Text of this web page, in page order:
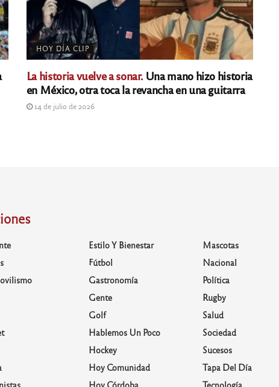
HOY DÍA CLIP
La historia vuelve a sonar. Una mano hizo historia
en México, otra toca la revancha en una guitarra
14 de julio de 2026
Estilo Y Bienestar
Fútbol
Gastronomía
Gente
Golf
Hablemos Un Poco
Hockey
Hoy Comunidad
Hoy Córdoba
Mascotas
Nacional
Política
Rugby
Salud
Sociedad
Sucesos
Tapa Del Día
Tecnología